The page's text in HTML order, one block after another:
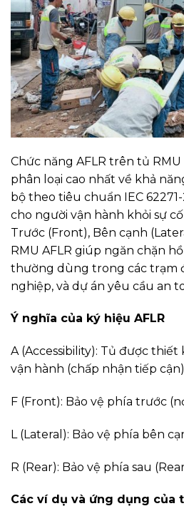
Chức năng AFLR trên tủ RMU
phân loại cao nhất về khả
bộ theo tiêu chuẩn IEC
cho người vận hành khỏi sự
Trước (Front), Bên cạnh
RMU AFLR giúp ngăn chặn
thường dùng trong các trạm
nghiệp, và dự án yêu cầu an
Ý nghĩa của ký hiệu AFLR
A (Accessibility): Tủ được
vận hành (chấp nhận tiếp
F (Front): Bảo vệ phía trước
L (Lateral): Bảo vệ phía bên
R (Rear): Bảo vệ phía sau
Các ví dụ và ứng dụng của